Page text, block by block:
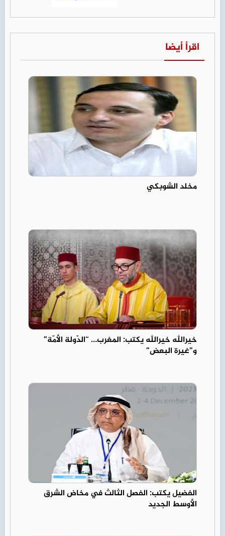
اقرأ أيضا
مخلد الشوبكي
خيرالله خيرالله يكتب: المغرب… “الدّولة الأمّة”
و”غيرة البعض”
الفضيل يكتب: الفصل الثالث في مخاض الشرق
الأوسط الجديد